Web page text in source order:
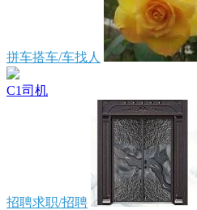
拼车搭车/车找人
C1司机
招聘求职/招聘